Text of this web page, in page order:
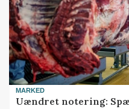
MARKED
Uændret notering: